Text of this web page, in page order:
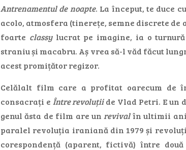
Antrenamentul de noapte. La început, te duce
acolo, atmosfera (tinerețe, semne discrete
foarte classylucrat pe imagine, ia o
straniu și macabru. Aș vrea să-l văd făcut
acest promițător regizor.
Celălalt film care a profitat oarecum de
consacrați e Între revoluțiide Vlad Petri. E un
genul ăsta de film are un revivalîn ultimii ani,
paralel revoluția iraniană din 1979 și
corespondență (aparent, fictivă) între